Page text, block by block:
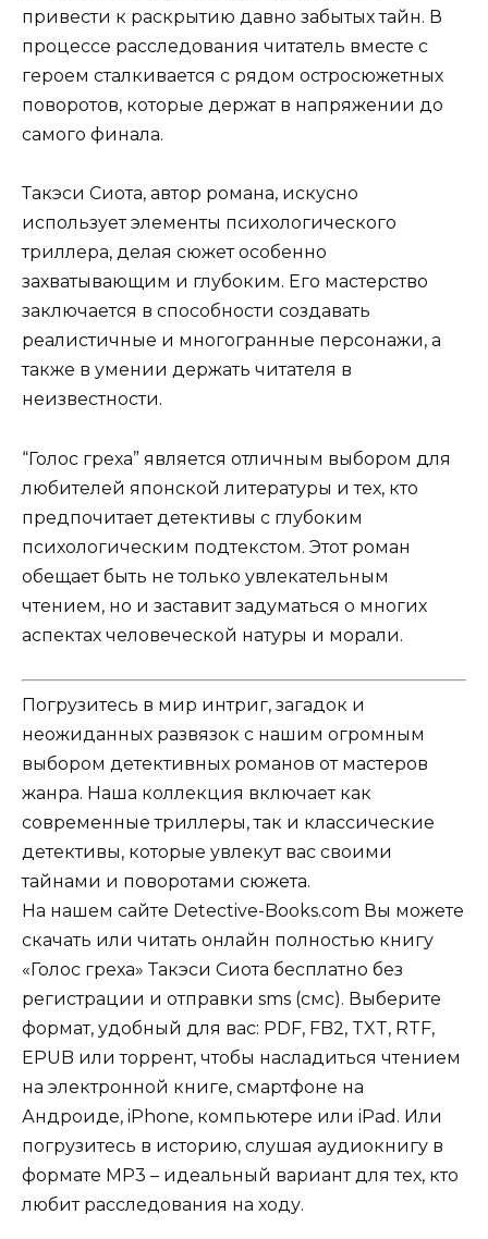
привести к раскрытию давно забытых тайн. В
процессе расследования читатель вместе с
героем сталкивается с рядом остросюжетных
поворотов, которые держат в напряжении до
самого финала.
Такэси Сиота, автор романа, искусно
использует элементы психологического
триллера, делая сюжет особенно
захватывающим и глубоким. Его мастерство
заключается в способности создавать
реалистичные и многогранные персонажи, а
также в умении держать читателя в
неизвестности.
“Голос греха” является отличным выбором для
любителей японской литературы и тех, кто
предпочитает детективы с глубоким
психологическим подтекстом. Этот роман
обещает быть не только увлекательным
чтением, но и заставит задуматься о многих
аспектах человеческой натуры и морали.
Погрузитесь в мир интриг, загадок и
неожиданных развязок с нашим огромным
выбором детективных романов от мастеров
жанра. Наша коллекция включает как
современные триллеры, так и классические
детективы, которые увлекут вас своими
тайнами и поворотами сюжета.
На нашем сайте Detective-Books.com Вы можете
скачать или читать онлайн полностью книгу
«Голос греха» Такэси Сиота бесплатно без
регистрации и отправки sms (смс). Выберите
формат, удобный для вас: PDF, FB2, TXT, RTF,
EPUB или торрент, чтобы насладиться чтением
на электронной книге, смартфоне на
Андроиде, iPhone, компьютере или iPad. Или
погрузитесь в историю, слушая аудиокнигу в
формате MP3 – идеальный вариант для тех, кто
любит расследования на ходу.